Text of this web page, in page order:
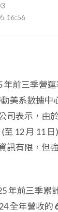
16:56
年前三季營
美系數據中
司表示，由
至 12 月 11
訊有限，但
年前三季累
全年營收的